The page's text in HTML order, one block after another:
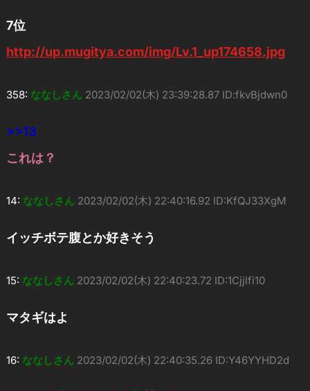
7位
http://up.mugitya.com/img/Lv.1_up174658.jpg
358: ななしさん 2023/02/02(木) 23:39:28.87 ID:fkvBjdwn0
>>13
これは？
14: ななしさん 2023/02/02(木) 22:40:16.92 ID:KfQJ33XgM
イッチボテ腹とか好きそう
15: ななしさん 2023/02/02(木) 22:40:23.72 ID:1Cjjlfi10
マタギはよ
16: ななしさん 2023/02/02(木) 22:40:35.26 ID:Y46YYHD2d